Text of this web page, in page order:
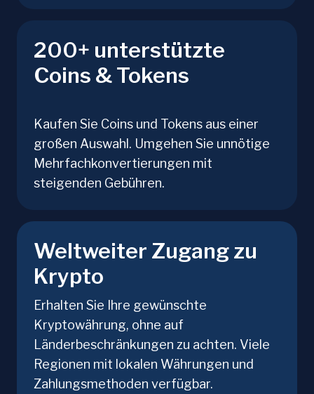
200+ unterstützte
Coins & Tokens
Kaufen Sie Coins und Tokens aus einer
großen Auswahl. Umgehen Sie unnötige
Mehrfachkonvertierungen mit
steigenden Gebühren.
Weltweiter Zugang zu
Krypto
Erhalten Sie Ihre gewünschte
Kryptowährung, ohne auf
Länderbeschränkungen zu achten. Viele
Regionen mit lokalen Währungen und
Zahlungsmethoden verfügbar.